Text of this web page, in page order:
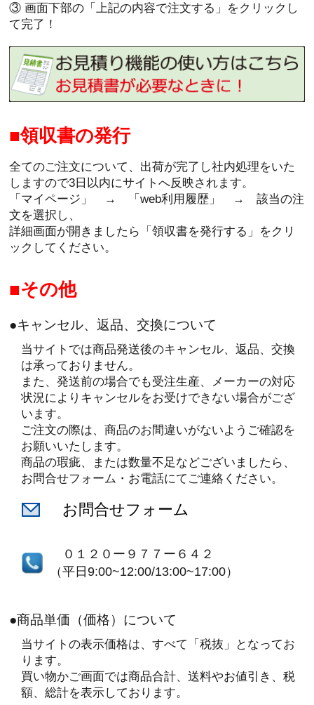
③ 画面下部の「上記の内容で注文する」をクリックし
て完了！
領収書の発行
全てのご注文について、出荷が完了し社内処理をいた
しますので3日以内にサイトへ反映されます。
「マイページ」 → 「web利用履歴」 → 該当の注
文を選択し、
詳細画面が開きましたら「領収書を発行する」をクリ
ックしてください。
その他
●キャンセル、返品、交換について
当サイトでは商品発送後のキャンセル、返品、交換
は承っておりません。
また、発送前の場合でも受注生産、メーカーの対応
状況によりキャンセルをお受けできない場合がござ
います。
ご注文の際は、商品のお間違いがないようご確認を
お願いいたします。
商品の瑕疵、または数量不足などございましたら、
お問合せフォーム・お電話にてご連絡ください。
お問合せフォーム
０１２０ー９７７ー６４２
（平日9:00~12:00/13:00~17:00）
●商品単価（価格）について
当サイトの表示価格は、すべて「税抜」となってお
ります。
買い物かご画面では商品合計、送料やお値引き、税
額、総計を表示しております。